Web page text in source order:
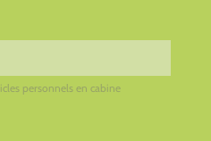
personnels en cabine